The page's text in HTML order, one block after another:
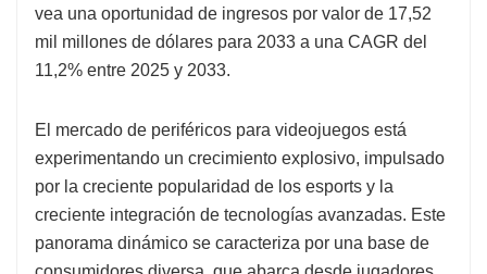
vea una oportunidad de ingresos por valor de 17,52
mil millones de dólares para 2033 a una CAGR del
11,2% entre 2025 y 2033.
El mercado de periféricos para videojuegos está
experimentando un crecimiento explosivo, impulsado
por la creciente popularidad de los esports y la
creciente integración de tecnologías avanzadas. Este
panorama dinámico se caracteriza por una base de